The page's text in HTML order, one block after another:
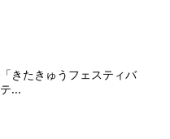
きたきゅうフェスティバ
...